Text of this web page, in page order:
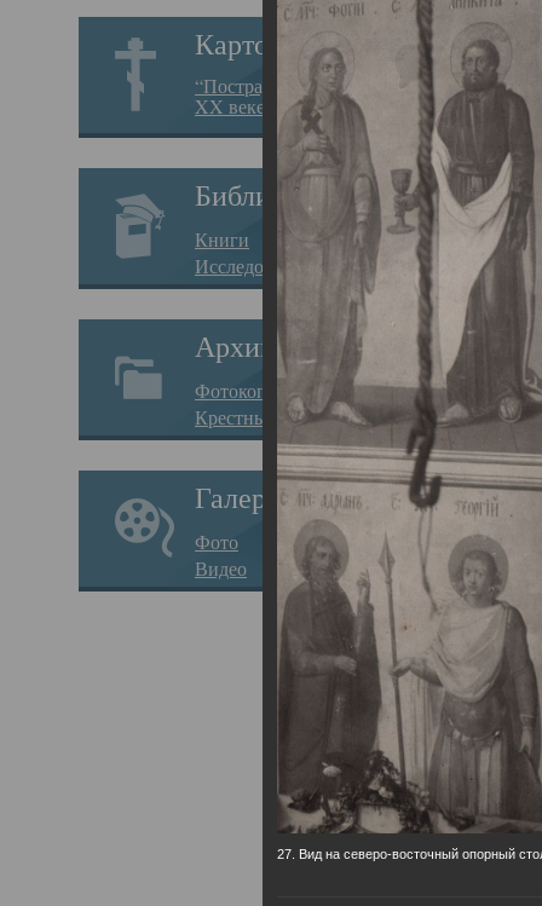
Картотека
“Пострадавшие за веру в
XX веке на Севере”
Библиотека
Книги
Исследования
Архив
Фотокопии дел
Крестные ходы
Галерея
Фото
Видео
27. Вид на северо-восточный опорный